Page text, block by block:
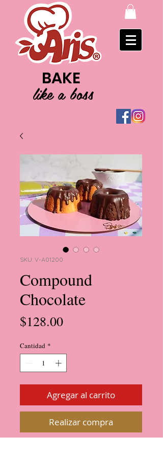
BAKE
like a boss
SKU: V-A01200
Compound
Chocolate
$128.00Precio
Cantidad *
Agregar al carrito
Realizar compra